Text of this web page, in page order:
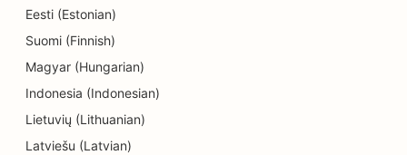
Eesti (Estonian)
Suomi (Finnish)
Magyar (Hungarian)
Indonesia (Indonesian)
Lietuvių (Lithuanian)
Latviešu (Latvian)